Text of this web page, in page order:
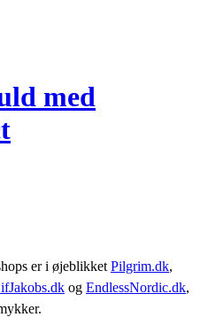
med
er i øjeblikket Pilgrim.dk,
og EndlessNordic.dk,